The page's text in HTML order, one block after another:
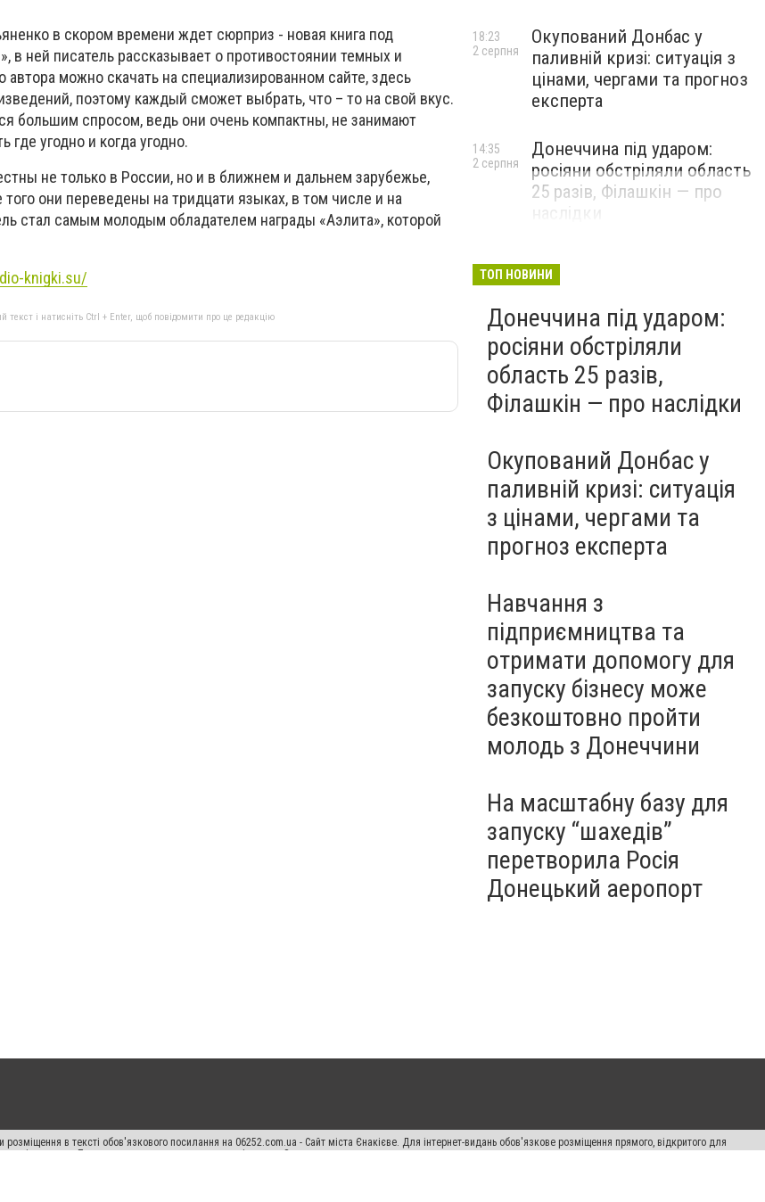
в скором времени ждет сюрприз - новая книга под
в ней писатель рассказывает о противостоянии темных и
автора можно скачать на специализированном сайте, здесь
поэтому каждый сможет выбрать, что – то на свой вкус.
большим спросом, ведь они очень компактны, не занимают
угодно и когда угодно.
не только в России, но и в ближнем и дальнем зарубежье,
они переведены на тридцати языках, в том числе и на
стал самым молодым обладателем награды «Аэлита», которой
knigki.su/
текст і натисніть Ctrl + Enter, щоб повідомити про це редакцію
Окупований Донбас у
паливній кризі: ситуація з
цінами, чергами та прогноз
експерта
18:23
2 серпня
Донеччина під ударом:
росіяни обстріляли область
25 разів, Філашкін — про
14:35
2 серпня
ТОП НОВИНИ
Донеччина під ударом:
росіяни обстріляли
область 25 разів,
Філашкін — про наслідки
Окупований Донбас у
паливній кризі: ситуація
з цінами, чергами та
прогноз експерта
Навчання з
підприємництва та
отримати допомогу для
запуску бізнесу може
безкоштовно пройти
молодь з Донеччини
На масштабну базу для
запуску “шахедів”
перетворила Росія
Донецький аеропорт
в тексті обов'язкового посилання на 06252.com.ua - Сайт міста Єнакієве. Для інтернет-видань обов'язкове розміщення прямого, відкритого для
джерела. Порушення виняткових прав переслідується Законом.